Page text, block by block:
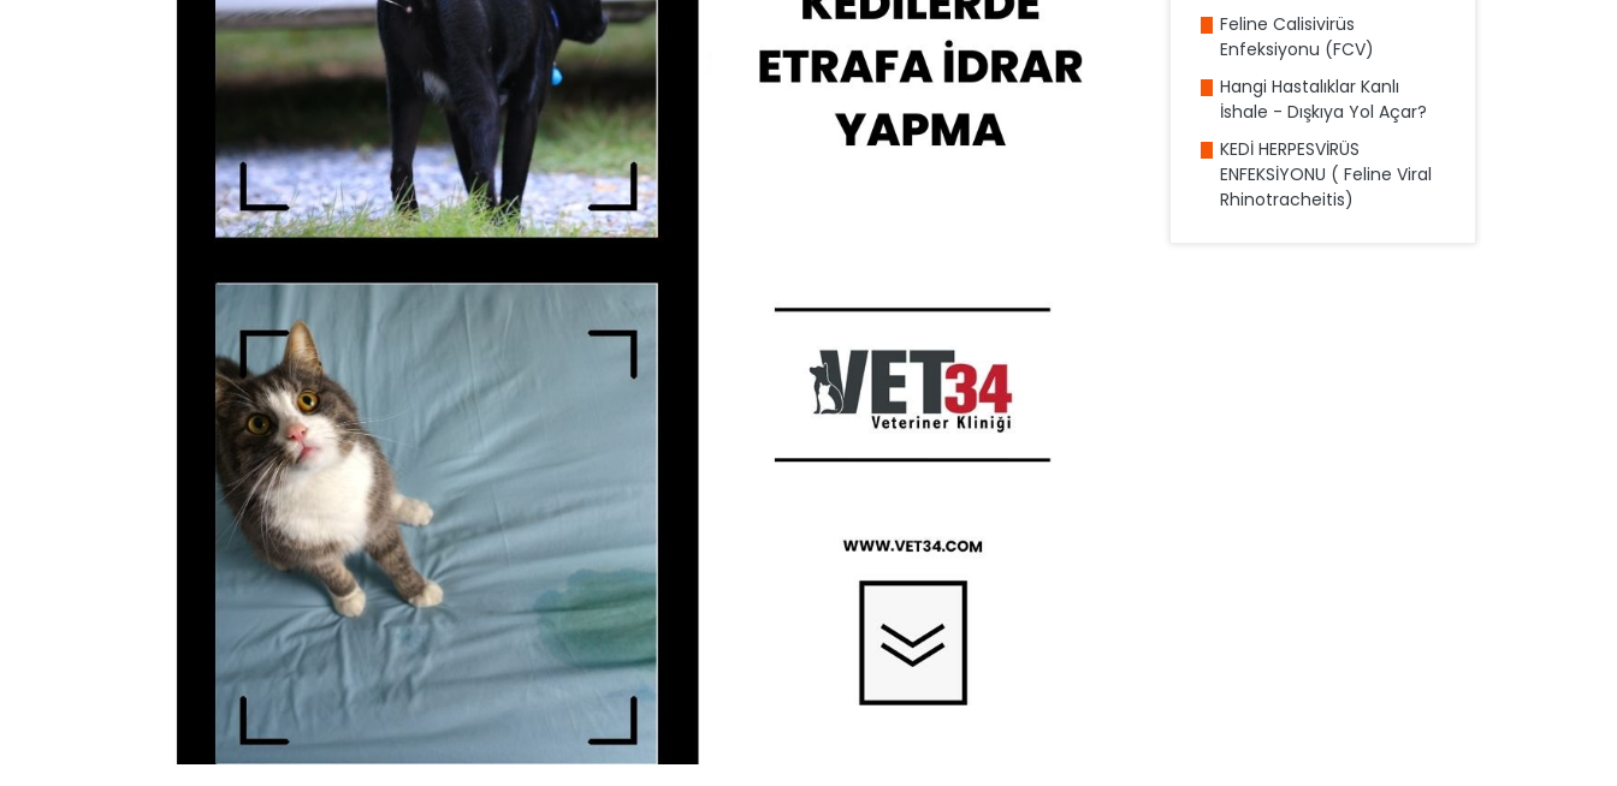
Feline Calisivirüs
Enfeksiyonu (FCV)
Hangi Hastalıklar Kanlı
İshale - Dışkıya Yol Açar?
KEDİ HERPESVİRÜS
ENFEKSİYONU ( Feline Viral
Rhinotracheitis)